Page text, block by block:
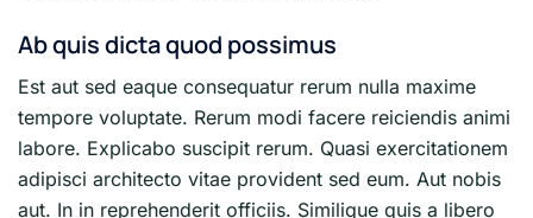
Ab quis dicta quod possimus
Est aut sed eaque consequatur rerum nulla maxime
tempore voluptate. Rerum modi facere reiciendis animi
labore. Explicabo suscipit rerum. Quasi exercitationem
adipisci architecto vitae provident sed eum. Aut nobis
aut. In in reprehenderit officiis. Similique quis a libero